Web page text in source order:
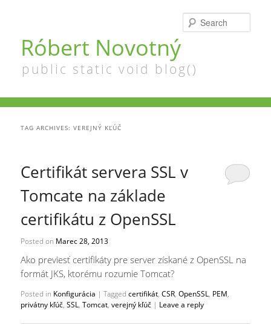
Róbert Novotný
public static void blog()
TAG ARCHIVES:VEREJNÝ KĽÚČ
Certifikát servera SSL v
Tomcate na základe
certifikátu z OpenSSL
Posted on Marec 28, 2013
Ako previesť certifikáty pre server získané z OpenSSL na
formát JKS, ktorému rozumie Tomcat?
Posted in Konfigurácia |Tagged certifikát,CSR,OpenSSL, PEM,
privátny kľúč,SSL,Tomcat,verejný kľúč | Leave a reply